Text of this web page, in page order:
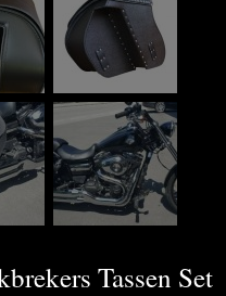
Tassen Set